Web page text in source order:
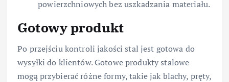
powierzchniowych bez uszkadzania materiału.
Gotowy produkt
Po przejściu kontroli jakości stal jest gotowa do
wysyłki do klientów. Gotowe produkty stalowe
mogą przybierać różne formy, takie jak blachy, pręty,